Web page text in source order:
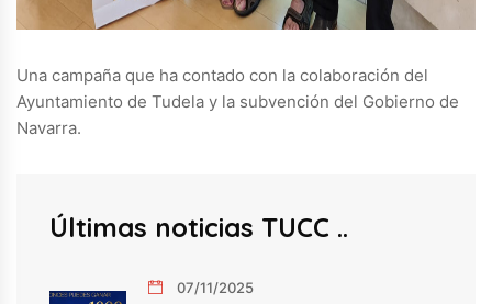
Una campaña que ha contado con la colaboración del
Ayuntamiento de Tudela y la subvención del Gobierno de
Navarra.
Últimas noticias TUCC
07/11/2025